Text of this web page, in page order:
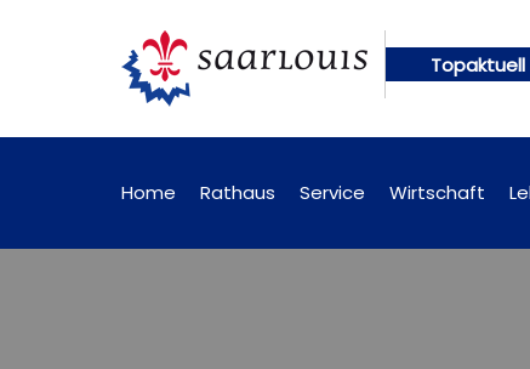
Topaktuell
künftig online abrufbar Öffentliche
Home Rathaus Service Wirtschaft